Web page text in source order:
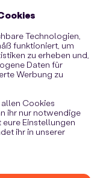
Technologien,
funktioniert, um
zu erheben und,
Daten für
Werbung zu
allen Cookies
ihr nur notwendige
Einstellungen
ihr in unserer